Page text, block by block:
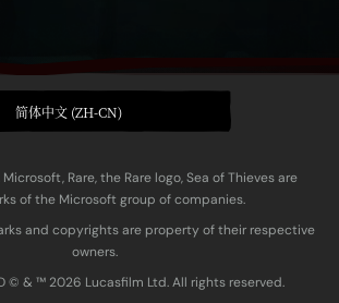
简体中文 (ZH-CN)
Rare, the Rare logo, Sea of Thieves are
of the Microsoft group of companies.
and copyrights are property of their respective
owners.
© & ™ 20‍26 Lucasfilm Ltd. All rights reserved.